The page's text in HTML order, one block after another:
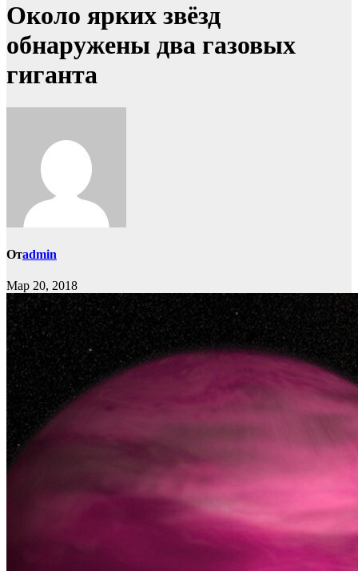
Около ярких звёзд
обнаружены два газовых
гиганта
Отadmin
Мар 20, 2018